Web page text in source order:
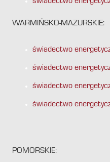
świadectwo
WARMIŃSKO-MAZURSKIE:
świadectwo
świadectwo
świadectwo
świadectwo
POMORSKIE: